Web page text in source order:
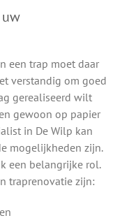
een trap moet daar
verstandig om goed
gerealiseerd wilt
gewoon op papier
in De Wilp kan
mogelijkheden zijn.
een belangrijke rol.
traprenovatie zijn: